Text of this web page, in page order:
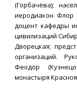
(Горбачёва);
иеродиакон Флор
доцент кафедры
цивилизаций
Дворецкая;
организаций.
Феодор
монастыря